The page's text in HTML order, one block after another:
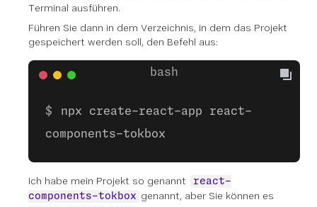
Terminal ausführen.
Führen Sie dann in dem Verzeichnis, in dem das Projekt
gespeichert werden soll, den Befehl aus:
npx create-react-app react-
components-tokbox
Ich habe mein Projekt so genannt
react-
components-tokbox genannt, aber Sie können es